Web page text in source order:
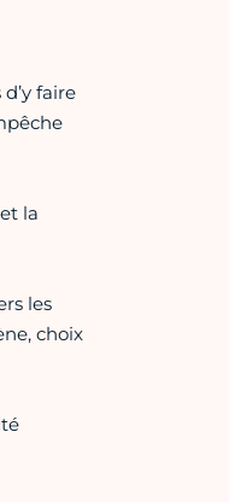
faire
la
les
choix